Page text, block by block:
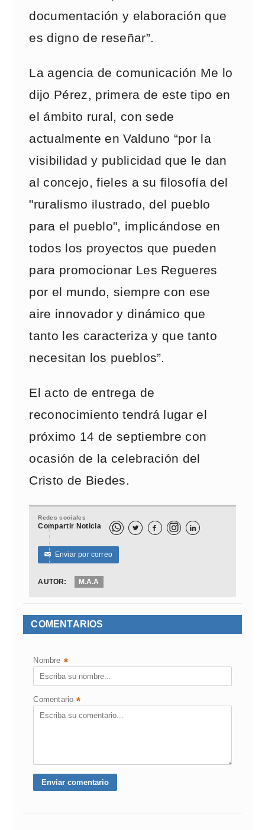
documentación y elaboración que
es digno de reseñar”.
La agencia de comunicación Me lo
dijo Pérez, primera de este tipo en
el ámbito rural, con sede
actualmente en Valduno “por la
visibilidad y publicidad que le dan
al concejo, fieles a su filosofía del
"ruralismo ilustrado, del pueblo
para el pueblo", implicándose en
todos los proyectos que pueden
para promocionar Les Regueres
por el mundo, siempre con ese
aire innovador y dinámico que
tanto les caracteriza y que tanto
necesitan los pueblos”.
El acto de entrega de
reconocimiento tendrá lugar el
próximo 14 de septiembre con
ocasión de la celebración del
Cristo de Biedes.
Redes sociales
Compartir Noticia   
✉ Enviar por correo
AUTOR: M.A.A
COMENTARIOS
Nombre *
Comentario *